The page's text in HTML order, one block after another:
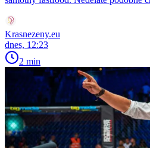
Krasnezeny.eu
dnes, 12:23
2 min